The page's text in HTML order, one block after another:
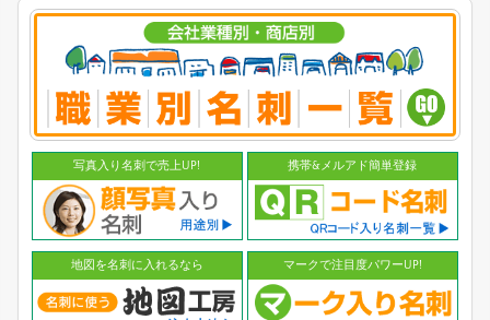
写真入り名刺で売上UP! 携帯&メルアド簡単登録
地図を名刺に入れるなら マークで注目度パワーUP!